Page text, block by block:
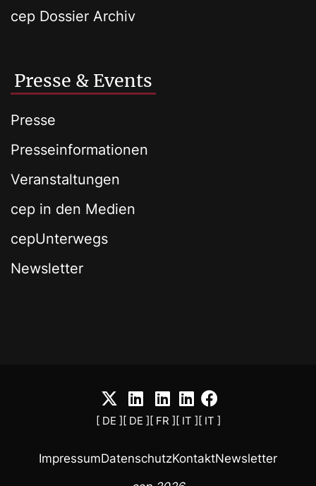
cep Dossier Archiv
Presse & Events
Presse
Presseinformationen
Veranstaltungen
cep in den Medien
cepUnterwegs
Newsletter
[ DE ] [ DE ] [ FR ] [ IT ] [ IT ]
ImpressumDatenschutzKontaktNewsletter